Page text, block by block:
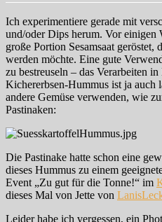
Ich experimentiere gerade mit
und/oder Dips herum. Vor einigen
große Portion Sesamsaat geröstet,
werden möchte. Eine gute
zu bestreuseln – das Verarbeiten
Kichererbsen-Hummus ist ja auch
andere Gemüse verwenden, wie
Pastinaken:
Die Pastinake hatte schon eine
dieses Hummus zu einem
Event „Zu gut für die Tonne!“ im
dieses Mal von Jette von
Leider habe ich vergessen, ein